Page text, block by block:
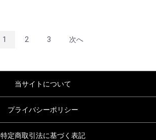
1 2 3 次へ
当サイトについて
プライバシーポリシー
特定商取引法に基づく表記